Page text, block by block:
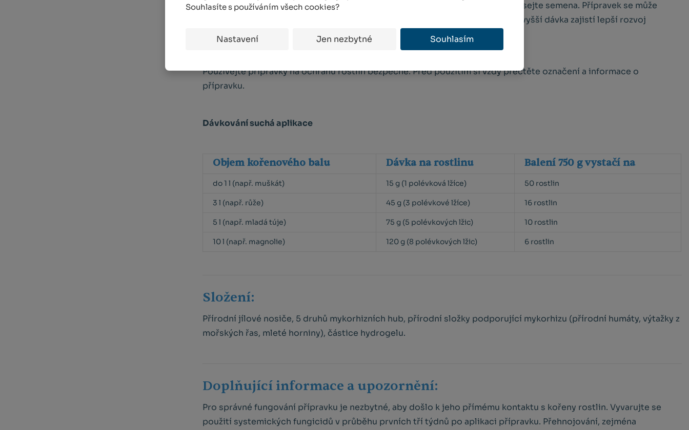
Souhlasíte s používáním všech cookies?
Nastavení Jen nezbytné Souhlasím
g/m²). Nejprve aplikujte přípravek, poté překryjte plochu vrstvou zeminy a vysejte semena. Přípravek se může
smíchat se substrátem v poměru 1,5:100. Není možné rostlinu předávkovat - vyšší dávka zajistí lepší rozvoj
mykorhizy.
Používejte přípravky na ochranu rostlin bezpečně. Před použitím si vždy přečtěte označení a informace o
přípravku.
Dávkování suchá aplikace
Objem kořenového balu Dávka na rostlinu Balení 750 g vystačí na
do 1 l (např. muškát) 15 g (1 polévková lžíce) 50 rostlin
3 l (např. růže) 45 g (3 polévkové lžíce) 16 rostlin
5 l (např. mladá túje) 75 g (5 polévkových lžic) 10 rostlin
10 l (např. magnolie) 120 g (8 polévkových lžic) 6 rostlin
Složení:
Přírodní jílové nosiče, 5 druhů mykorhizních hub, přírodní složky podporující mykorhizu (přírodní humáty, výtažky z
mořských řas, mleté horniny), částice hydrogelu.
Doplňující informace a upozornění:
Pro správné fungování přípravku je nezbytné, aby došlo k jeho přímému kontaktu s kořeny rostlin. Vyvarujte se
použití systemických fungicidů v průběhu prvních tří týdnů po aplikaci přípravku. Přehnojování, zejména